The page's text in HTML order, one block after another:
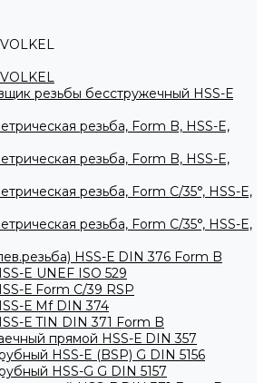
резьбы бесстружечный HSS-Е
резьба, Form B, HSS-E,
резьба, Form B, HSS-E,
резьба, Form С/35°, HSS-E,
резьба, Form С/35°, HSS-E,
HSS-Е DIN 376 Form B
E UNEF ISO 529
Е Form C/39 RSP
Е Mf DIN 374
Е TIN DIN 371 Form B
прямой HSS-Е DIN 357
HSS-E (BSP) G DIN 5156
HSS-G G DIN 5157